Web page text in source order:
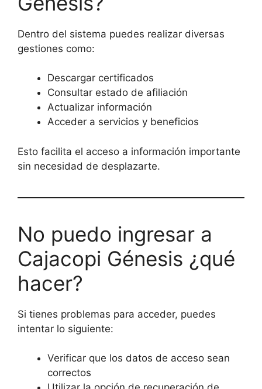
Dentro del sistema puedes realizar diversas
gestiones como:
Descargar certificados
Consultar estado de afiliación
Actualizar información
Acceder a servicios y beneficios
Esto facilita el acceso a información importante
sin necesidad de desplazarte.
No puedo ingresar a
Cajacopi Génesis ¿qué
hacer?
Si tienes problemas para acceder, puedes
intentar lo siguiente:
Verificar que los datos de acceso sean
correctos